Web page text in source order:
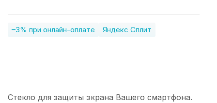
–3% при онлайн-оплате Яндекс Сплит
Стекло для защиты экрана Вашего смартфона.